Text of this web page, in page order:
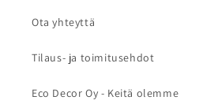
Ota yhteyttä
Tilaus- ja toimitusehdot
Eco Decor Oy - Keitä olemme